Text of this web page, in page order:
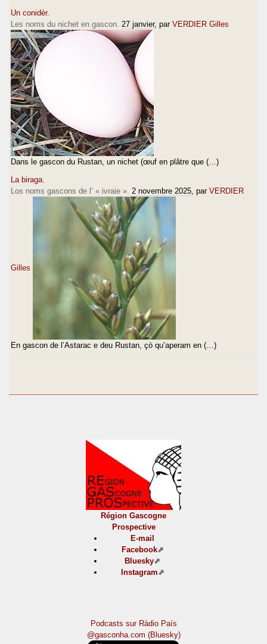
Un conidèr.
Les noms du nichet en gascon. 27 janvier, par VERDIER Gilles
Dans le gascon du Rustan, un nichet (œuf en plâtre que (…)
La biraga.
Los noms gascons de l’ « ivraie ». 2 novembre 2025 , par VERDIER
Gilles
En gascon de l’Astarac e deu Rustan, çò qu’aperam en (…)
Région Gascogne
Prospective
E-mail
Facebook
Bluesky
Instagram
Podcasts sur Ràdio País
@gasconha.com (Bluesky)